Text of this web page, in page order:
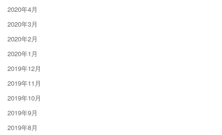
2020年4月
2020年3月
2020年2月
2020年1月
2019年12月
2019年11月
2019年10月
2019年9月
2019年8月